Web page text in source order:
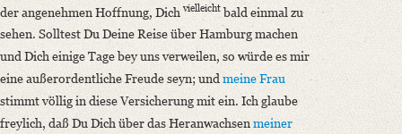
der angenehmen Hoffnung, Dichvielleicht bald einmal zu
sehen. Solltest Du Deine Reise über Hamburg machen
und Dich einige Tage bey uns verweilen, so würde es mir
eine außerordentliche Freude seyn; und meine Frau
stimmt völlig in diese Versicherung mit ein. Ich glaube
freylich, daß Du Dich über das Heranwachsenmeiner